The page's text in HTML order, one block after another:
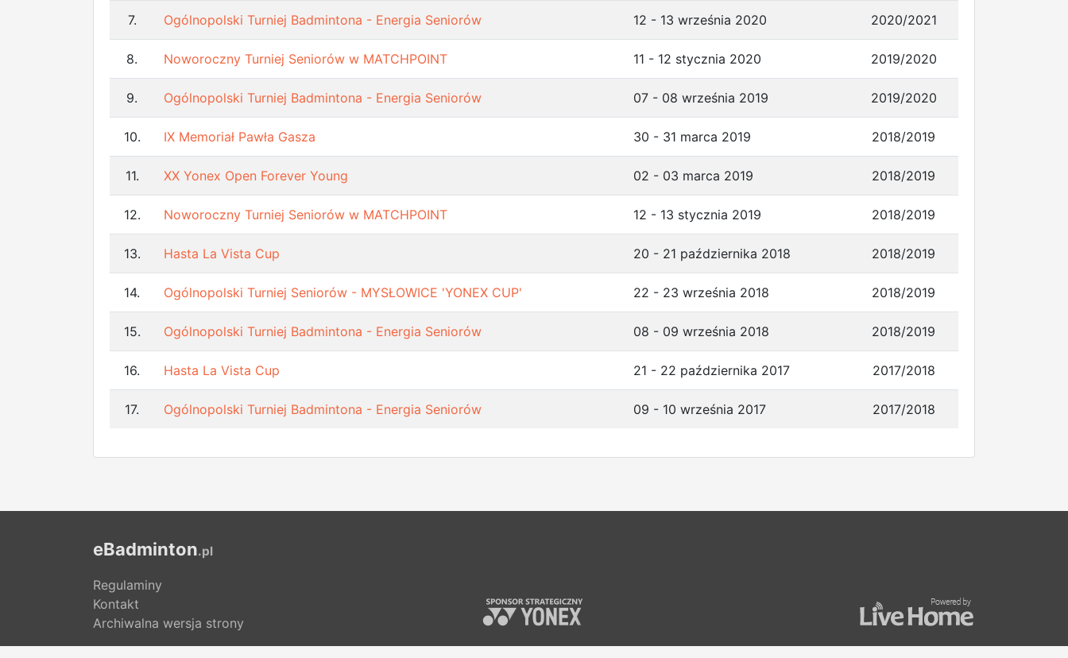
7. Ogólnopolski Turniej Badmintona - Energia Seniorów 12 - 13 września 2020 2020/2021
8. Noworoczny Turniej Seniorów w MATCHPOINT 11 - 12 stycznia 2020 2019/2020
9. Ogólnopolski Turniej Badmintona - Energia Seniorów 07 - 08 września 2019 2019/2020
10. IX Memoriał Pawła Gasza 30 - 31 marca 2019 2018/2019
11. XX Yonex Open Forever Young 02 - 03 marca 2019 2018/2019
12. Noworoczny Turniej Seniorów w MATCHPOINT 12 - 13 stycznia 2019 2018/2019
13. Hasta La Vista Cup 20 - 21 października 2018 2018/2019
14. Ogólnopolski Turniej Seniorów - MYSŁOWICE 'YONEX CUP' 22 - 23 września 2018 2018/2019
15. Ogólnopolski Turniej Badmintona - Energia Seniorów 08 - 09 września 2018 2018/2019
16. Hasta La Vista Cup 21 - 22 października 2017 2017/2018
17. Ogólnopolski Turniej Badmintona - Energia Seniorów 09 - 10 września 2017 2017/2018
eBadminton.pl
Regulaminy
Kontakt
Archiwalna wersja strony